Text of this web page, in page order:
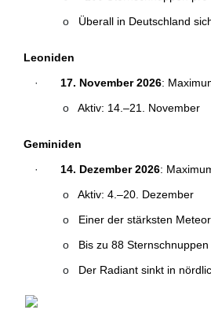
o
Überall in Deutschland
Leoniden
·
17. November 2026:
o
Aktiv: 14.–21. November
Geminiden
·
14. Dezember 2026:
o
Aktiv: 4.–20. Dezember
o
Einer der stärksten
o
Bis zu 88
o
Der Radiant sinkt in